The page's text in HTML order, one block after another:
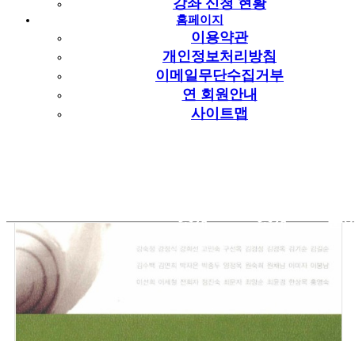
강좌 신청 현황
홈페이지
이용약관
개인정보처리방침
이메일무단수집거부
연 회원안내
사이트맵
소개 소개 문